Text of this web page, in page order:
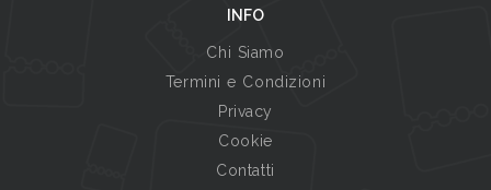
INFO
Chi Siamo
Termini e Condizioni
Privacy
Cookie
Contatti